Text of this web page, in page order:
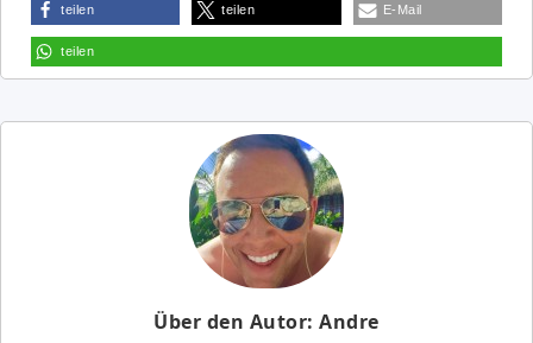
teilen teilen E-Mail
teilen
Über den Autor: Andre